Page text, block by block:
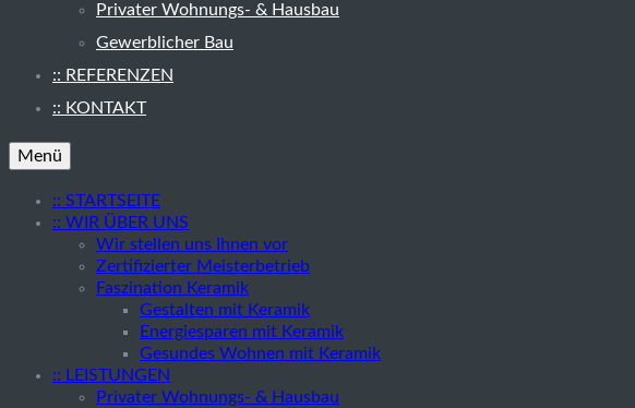
Privater Wohnungs- & Hausbau
Gewerblicher Bau
:: REFERENZEN
:: KONTAKT
Menü
:: STARTSEITE
:: WIR ÜBER UNS
Wir stellen uns Ihnen vor
Zertifizierter Meisterbetrieb
Faszination Keramik
Gestalten mit Keramik
Energiesparen mit Keramik
Gesundes Wohnen mit Keramik
:: LEISTUNGEN
Privater Wohnungs- & Hausbau